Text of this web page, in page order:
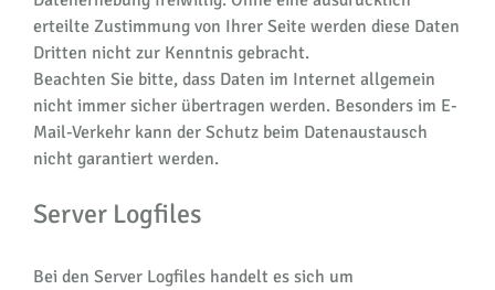
erteilte Zustimmung von Ihrer Seite werden diese Daten
Dritten nicht zur Kenntnis gebracht.
Beachten Sie bitte, dass Daten im Internet allgemein
nicht immer sicher übertragen werden. Besonders im E-
Mail-Verkehr kann der Schutz beim Datenaustausch
nicht garantiert werden.
Server Logfiles
Bei den Server Logfiles handelt es sich um